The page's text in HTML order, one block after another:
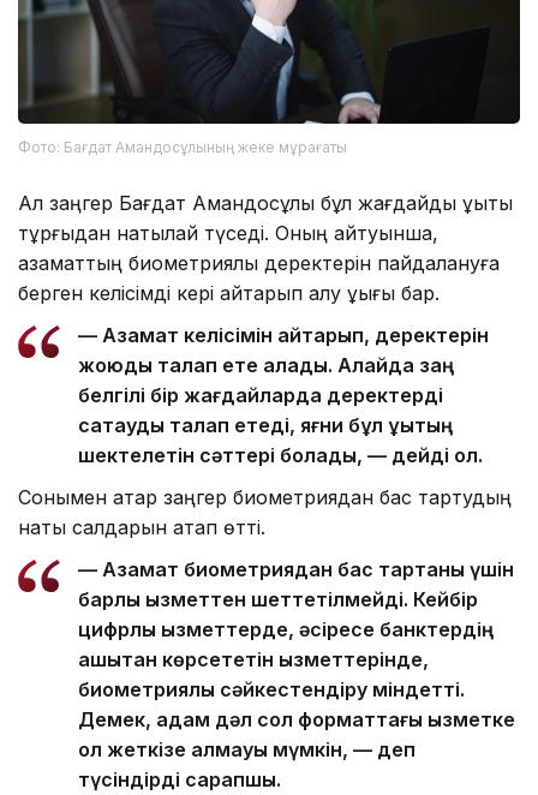
Фото: Бағдат Амандосұлының жеке мұрағаты
Ал заңгер Бағдат Амандосұлы бұл жағдайды құқықтық
тұрғыдан нақтылай түседі. Оның айтуынша,
азаматтың биометриялық деректерін пайдалануға
берген келісімді кері қайтарып алу құқығы бар.
— Азамат келісімін қайтарып, деректерін
жоюды талап ете алады. Алайда заң
белгілі бір жағдайларда деректерді
сақтауды талап етеді, яғни бұл құқықтың
шектелетін сәттері болады, — дейді ол.
Сонымен қатар заңгер биометриядан бас тартудың
нақты салдарын атап өтті.
— Азамат биометриядан бас тартқаны үшін
барлық қызметтен шеттетілмейді. Кейбір
цифрлық қызметтерде, әсіресе банктердің
қашықтан көрсететін қызметтерінде,
биометриялық сәйкестендіру міндетті.
Демек, адам дәл сол форматтағы қызметке
қол жеткізе алмауы мүмкін, — деп
түсіндірді сарапшы.